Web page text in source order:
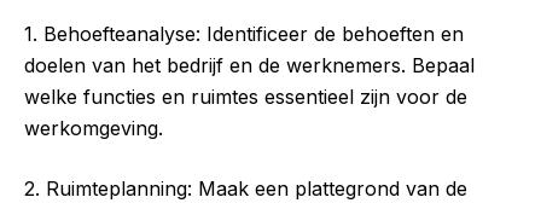
1. Behoefteanalyse: Identificeer de behoeften en
doelen van het bedrijf en de werknemers. Bepaal
welke functies en ruimtes essentieel zijn voor de
werkomgeving.
2. Ruimteplanning: Maak een plattegrond van de